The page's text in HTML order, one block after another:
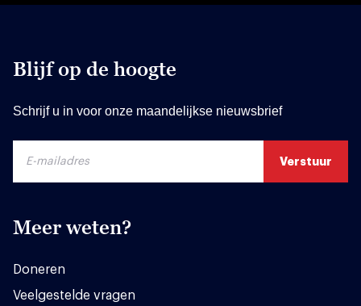
Blijf op de hoogte
Schrijf u in voor onze maandelijkse nieuwsbrief
Meer weten?
Doneren
Veelgestelde vragen